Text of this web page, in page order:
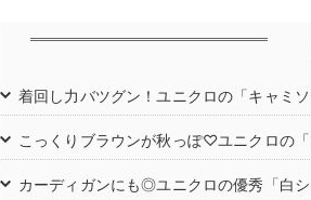
着回し力バツグン！ユニクロの「キャミ
こっくりブラウンが秋っぽ♡ユニクロの
カーディガンにも◎ユニクロの優秀「白シ